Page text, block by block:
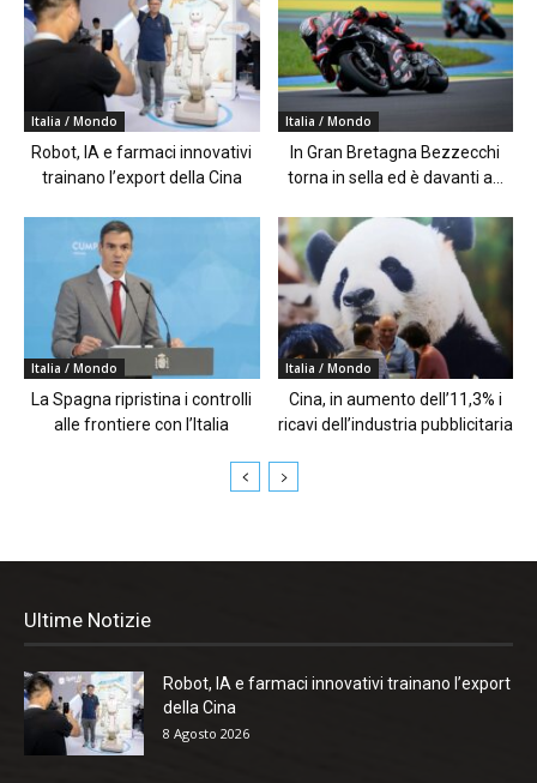
Italia / Mondo
Robot, IA e farmaci innovativi
trainano l’export della Cina
Italia / Mondo
In Gran Bretagna Bezzecchi
torna in sella ed è davanti a...
Italia / Mondo
La Spagna ripristina i controlli
alle frontiere con l’Italia
Italia / Mondo
Cina, in aumento dell’11,3% i
ricavi dell’industria pubblicitaria
Ultime Notizie
Robot, IA e farmaci innovativi trainano l’export
della Cina
8 Agosto 2026